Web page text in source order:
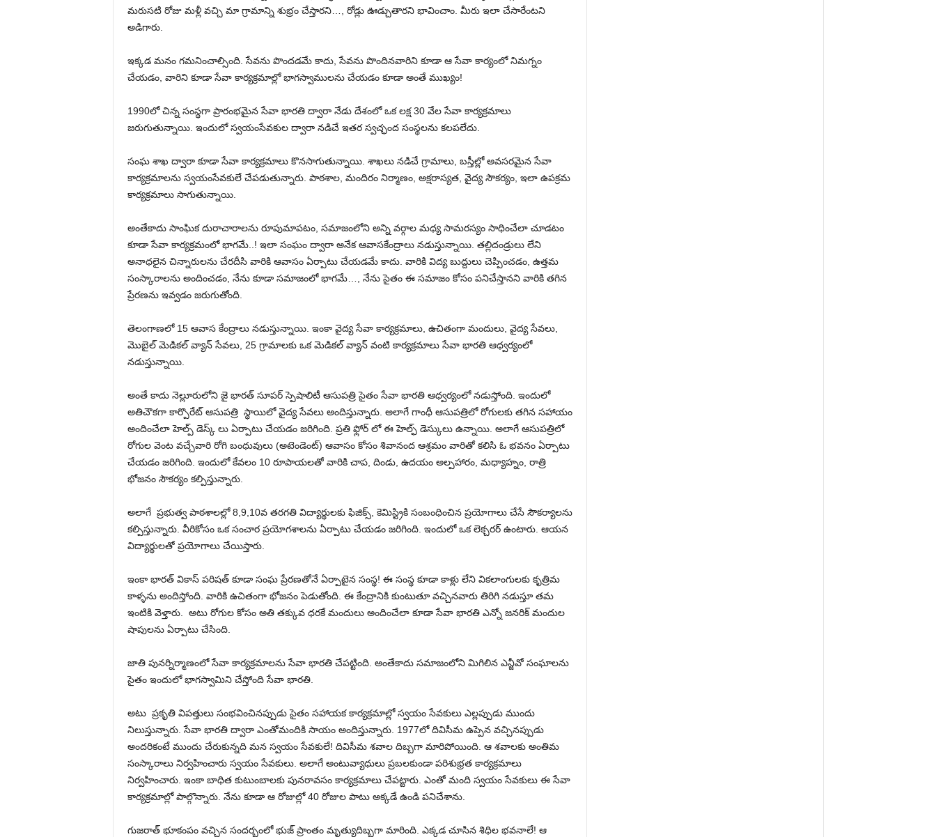
మరుసటి రోజు మళ్లీ వచ్చి మా గ్రామాన్ని శుభ్రం చేస్తారని…, రోడ్లు ఊడ్చుతారని భావించాం. మీరు ఇలా చేసారేంటని
అడిగారు.
ఇక్కడ మనం గమనించాల్సింది. సేవను పొందడమే కాదు, సేవను పొందినవారిని కూడా ఆ సేవా కార్యంలో నిమగ్నం
చేయడం, వారిని కూడా సేవా కార్యక్రమాల్లో భాగస్వాములను చేయడం కూడా అంతే ముఖ్యం!
1990లో చిన్న సంస్థగా ప్రారంభమైన సేవా భారతి ద్వారా నేడు దేశంలో ఒక లక్ష 30 వేల సేవా కార్యక్రమాలు
జరుగుతున్నాయి. ఇందులో స్వయంసేవకుల ద్వారా నడిచే ఇతర స్వచ్ఛంద సంస్థలను కలపలేదు.
సంఘ శాఖ ద్వారా కూడా సేవా కార్యక్రమాలు కొనసాగుతున్నాయి. శాఖలు నడిచే గ్రామాలు, బస్తీల్లో అవసరమైన సేవా
కార్యక్రమాలను స్వయంసేవకులే చేపడుతున్నారు. పాఠశాల, మందిరం నిర్మాణం, అక్షరాస్యత, వైద్య సౌకర్యం, ఇలా ఉపక్రమ
కార్యక్రమాలు సాగుతున్నాయి.
అంతేకాదు సాంఘిక దురాచారాలను రూపుమాపటం, సమాజంలోని అన్ని వర్గాల మధ్య సామరస్యం సాధించేలా చూడటం
కూడా సేవా కార్యక్రమంలో భాగమే..! ఇలా సంఘం ద్వారా అనేక ఆవాసకేంద్రాలు నడుస్తున్నాయి. తల్లిదండ్రులు లేని
అనాధలైన చిన్నారులను చేరదీసి వారికి ఆవాసం ఏర్పాటు చేయడమే కాదు. వారికి విద్య బుద్దులు చెప్పించడం, ఉత్తమ
సంస్కారాలను అందించడం, నేను కూడా సమాజంలో భాగమే…, నేను సైతం ఈ సమాజం కోసం పనిచేస్తానని వారికి తగిన
ప్రేరణను ఇవ్వడం జరుగుతోంది.
తెలంగాణలో 15 ఆవాస కేంద్రాలు నడుస్తున్నాయి. ఇంకా వైద్య సేవా కార్యక్రమాలు, ఉచితంగా మందులు, వైద్య సేవలు,
మొబైల్ మెడికల్ వ్యాన్ సేవలు, 25 గ్రామాలకు ఒక మెడికల్ వ్యాన్ వంటి కార్యక్రమాలు సేవా భారతి ఆధ్వర్యంలో
నడుస్తున్నాయి.
అంతే కాదు నెల్లూరులోని జై భారత్ సూపర్ స్పెషాలిటీ ఆసుపత్రి సైతం సేవా భారతి ఆధ్వర్యంలో నడుస్తోంది. ఇందులో
అతిచౌకగా కార్పొరేట్ ఆసుపత్రి స్థాయిలో వైద్య సేవలు అందిస్తున్నారు. అలాగే గాంధీ ఆసుపత్రిలో రోగులకు తగిన సహాయం
అందించేలా హెల్ప్ డెస్క్ లు ఏర్పాటు చేయడం జరిగింది. ప్రతి ఫ్లోర్ లో ఈ హెల్ఫ్ డెస్కులు ఉన్నాయి. అలాగే ఆసుపత్రిలో
రోగుల వెంట వచ్చేవారి రోగి బంధువులు (అటెండెంట్) ఆవాసం కోసం శివానంద ఆశ్రమం వారితో కలిసి ఓ భవనం ఏర్పాటు
చేయడం జరిగింది. ఇందులో కేవలం 10 రూపాయలతో వారికి చాప, దిండు, ఉదయం అల్పహారం, మధ్యాహ్నం, రాత్రి
భోజనం సౌకర్యం కల్పిస్తున్నారు.
అలాగే ప్రభుత్వ పాఠశాలల్లో 8,9,10వ తరగతి విద్యార్థులకు ఫిజిక్స్, కెమిస్ట్రికి సంబంధించిన ప్రయోగాలు చేసే సౌకర్యాలను
కల్పిస్తున్నారు. వీరికోసం ఒక సంచార ప్రయోగశాలను ఏర్పాటు చేయడం జరిగింది. ఇందులో ఒక లెక్చరర్ ఉంటారు. ఆయన
విద్యార్థులతో ప్రయోగాలు చేయిస్తారు.
ఇంకా భారత్ వికాస్ పరిషత్ కూడా సంఘ ప్రేరణతోనే ఏర్పాటైన సంస్థ! ఈ సంస్థ కూడా కాళ్లు లేని వికలాంగులకు కృత్రిమ
కాళ్ళను అందిస్తోంది. వారికి ఉచితంగా భోజనం పెడుతోంది. ఈ కేంద్రానికి కుంటుతూ వచ్చినవారు తిరిగి నడుస్తూ తమ
ఇంటికి వెళ్తారు. అటు రోగుల కోసం అతి తక్కువ ధరకే మందులు అందించేలా కూడా సేవా భారతి ఎన్నో జనరిక్ మందుల
షాపులను ఏర్పాటు చేసింది.
జాతి పునర్నిర్మాణంలో సేవా కార్యక్రమాలను సేవా భారతి చేపట్టింది. అంతేకాదు సమాజంలోని మిగిలిన ఎన్జీవో సంఘాలను
సైతం ఇందులో భాగస్వామిని చేస్తోంది సేవా భారతి.
అటు ప్రకృతి విపత్తులు సంభవించినప్పుడు సైతం సహాయక కార్యక్రమాల్లో స్వయం సేవకులు ఎల్లప్పుడు ముందు
నిలుస్తున్నారు. సేవా భారతి ద్వారా ఎంతోమందికి సాయం అందిస్తున్నారు. 1977లో దివిసీమ ఉప్పెన వచ్చినప్పుడు
అందరికంటే ముందు చేరుకున్నది మన స్వయం సేవకులే! దివిసీమ శవాల దిబ్బగా మారిపోయింది. ఆ శవాలకు అంతిమ
సంస్కారాలు నిర్వహించారు స్వయం సేవకులు. అలాగే అంటువ్యాధులు ప్రబలకుండా పరిశుభ్రత కార్యక్రమాలు
నిర్వహించారు. ఇంకా బాధిత కుటుంబాలకు పునరావసం కార్యక్రమాలు చేపట్టారు. ఎంతో మంది స్వయం సేవకులు ఈ సేవా
కార్యక్రమాల్లో పాల్గొన్నారు. నేను కూడా ఆ రోజుల్లో 40 రోజుల పాటు అక్కడే ఉండి పనిచేశాను.
గుజరాత్ భూకంపం వచ్చిన సందర్భంలో భుజ్ ప్రాంతం మృత్యుదిబ్బగా మారింది. ఎక్కడ చూసిన శిధిల భవనాలే! ఆ